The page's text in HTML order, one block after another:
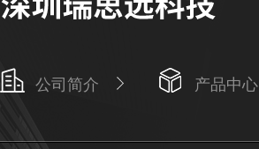
公司简介 产品中心